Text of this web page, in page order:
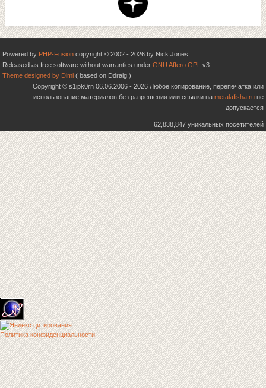
Powered by PHP-Fusion copyright © 2002 - 2026 by Nick Jones.
Released as free software without warranties under GNU Affero GPL v3.
Theme designed by Dimi ( based on Ddraig )
Copyright © s1ipk0rn 06.06.2006 - 2026 Любое копирование, перепечатка или
использование материалов без разрешения или ссылки на metalafisha.ru не
допускается
62,838,847 уникальных посетителей
Политика конфиденциальности